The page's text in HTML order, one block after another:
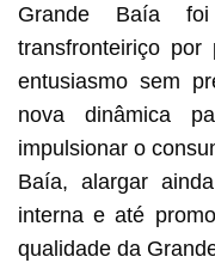
Grande Baía
transfronteiriço
entusiasmo sem
nova dinâmica
impulsionar o
Baía, alargar
interna e até
qualidade da